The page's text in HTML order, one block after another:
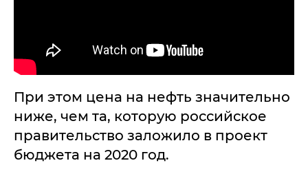
При этом цена на нефть значительно
ниже, чем та, которую российское
правительство заложило в проект
бюджета на 2020 год.